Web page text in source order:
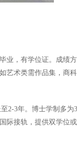
，有学位证。成绩
艺术类需作品集，商科
2-3年。博士学制多
接轨，提供双学位或